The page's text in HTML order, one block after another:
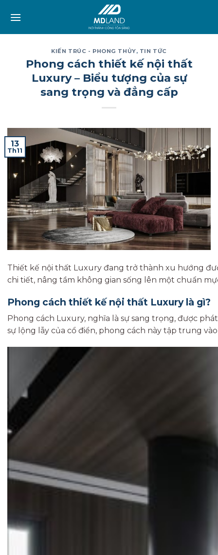
KIẾN TRÚC - PHONG THỦY, TIN TỨC
Phong cách thiết kế nội thất
Luxury – Biểu tượng của sự
sang trọng và đẳng cấp
13
Th11
Thiết kế nội thất Luxury đang trở thành xu hướng
chi tiết, nâng tầm không gian sống lên một chuẩn
Phong cách thiết kế nội thất Luxury là gì?
Phong cách Luxury, nghĩa là sự sang trọng, được
sự lộng lẫy của cổ điển, phong cách này tập trung